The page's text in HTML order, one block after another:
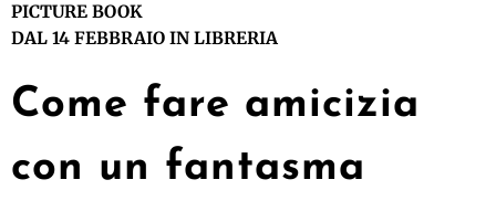
PICTURE BOOK
DAL 14 FEBBRAIO IN LIBRERIA
Come fare amicizia
con un fantasma